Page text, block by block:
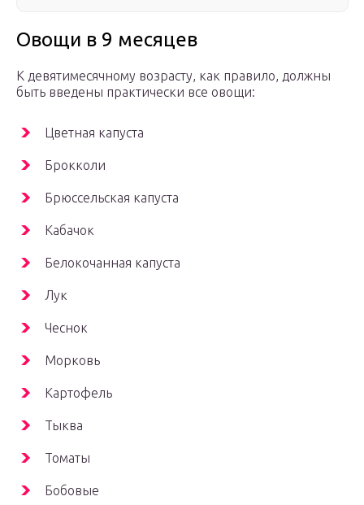
Овощи в 9 месяцев
К девятимесячному возрасту, как правило, должны
быть введены практически все овощи:
Цветная капуста
Брокколи
Брюссельская капуста
Кабачок
Белокочанная капуста
Лук
Чеснок
Морковь
Картофель
Тыква
Томаты
Бобовые